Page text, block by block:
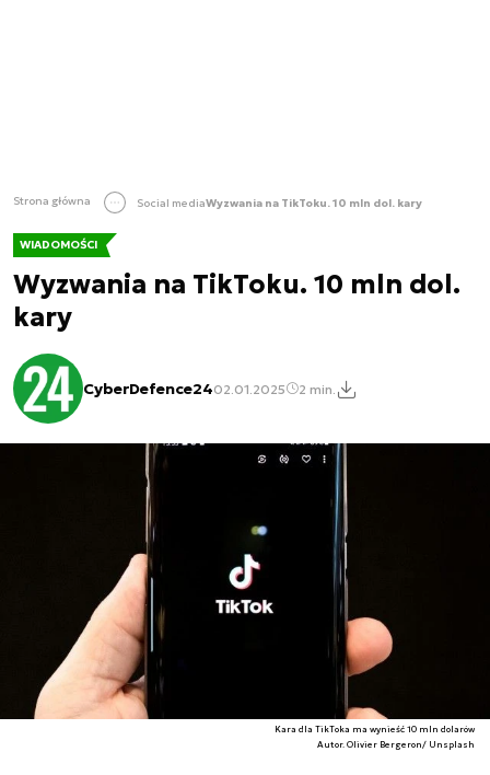
Strona główna Social mediaWyzwania na TikToku. 10 mln dol. kary
WIADOMOŚCI
Wyzwania na TikToku. 10 mln dol.
kary
CyberDefence2402.01.2025 2 min.
Kara dla TikToka ma wynieść 10 mln dolarów
Autor. Olivier Bergeron/ Unsplash